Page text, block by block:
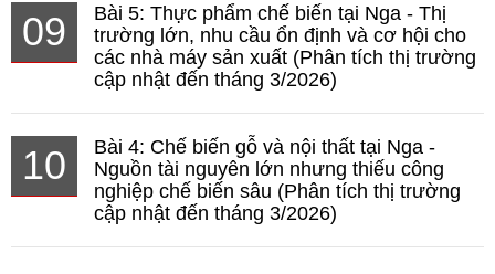
09
Bài 5: Thực phẩm chế biến tại Nga - Thị
trường lớn, nhu cầu ổn định và cơ hội cho
các nhà máy sản xuất (Phân tích thị trường
cập nhật đến tháng 3/2026)
10
Bài 4: Chế biến gỗ và nội thất tại Nga -
Nguồn tài nguyên lớn nhưng thiếu công
nghiệp chế biến sâu (Phân tích thị trường
cập nhật đến tháng 3/2026)